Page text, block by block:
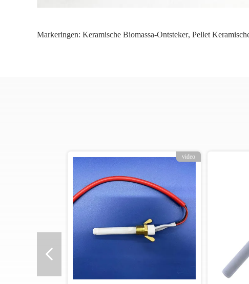
Markeringen: Keramische Biomassa-Ontsteker, Pellet
video